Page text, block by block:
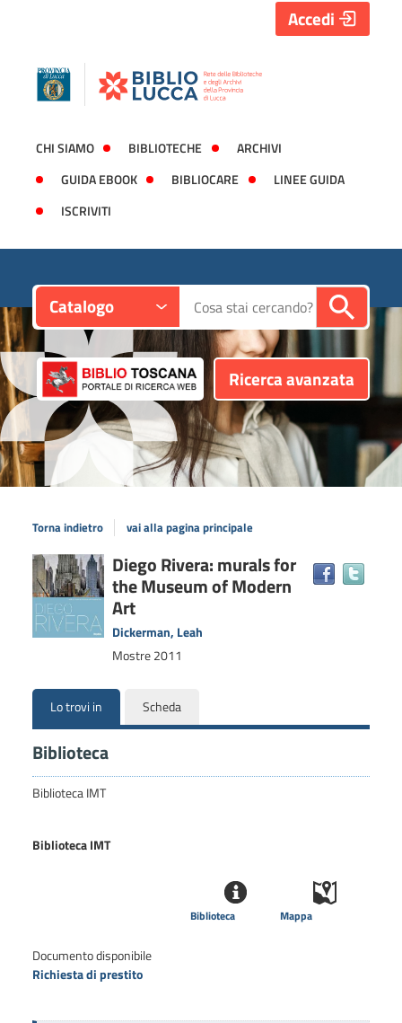
CHI SIAMO BIBLIOTECHE
ARCHIVI
GUIDA EBOOK
BIBLIOCARE
LINEE GUIDA
ISCRIVITI
Accedi
Catalogo Cerca su "Catalogo"
Ricerca avanzata
Torna indietro vai alla pagina principale
Dettaglio
del
documento
Diego Rivera: murals for
the Museum of Modern
Art
Dickerman, Leah
Mostre2011
Lo trovi in Scheda
Biblioteca
Biblioteca IMT
Biblioteca IMT
Mappa
Biblioteca
Documento disponibile
Richiesta di prestito